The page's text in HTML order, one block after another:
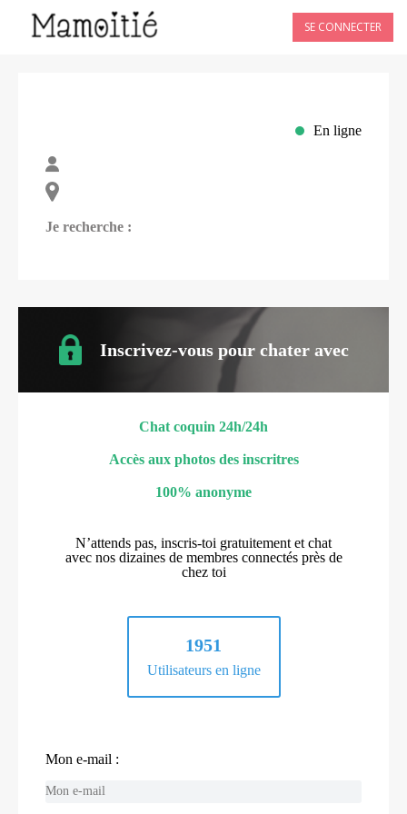
SE CONNECTER
En ligne
Je recherche :
Inscrivez-vous pour chater avec
Chat coquin 24h/24h
Accès aux photos des inscritres
100% anonyme
N’attends pas, inscris-toi gratuitement et chat
avec nos dizaines de membres connectés près de
chez toi
1951
Utilisateurs en ligne
Mon e-mail :